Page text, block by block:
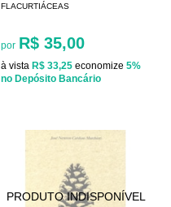
FLACURTIÁCEAS
por R$ 35,00
à vista R$ 33,25 economize 5%
no Depósito Bancário